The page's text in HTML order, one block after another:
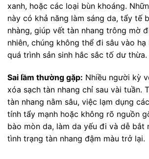
xanh, hoặc các loại bùn khoáng.
này có khả năng làm sáng da, tẩy tế
nhàng, giúp vết tàn nhang trông mờ
nhiên, chúng không thể đi sâu vào hạ
quá trình sản sinh hắc sắc tố dư thừa.
Sai lầm thường gặp: Nhiều người kỳ
xóa sạch tàn nhang chỉ sau vài tuần.
tàn nhang nằm sâu, việc lạm dụng
tính tẩy mạnh hoặc không rõ nguồn
bào mòn da, làm da yếu đi và dễ bắt
tình trạng tàn nhang đậm màu trở lại.